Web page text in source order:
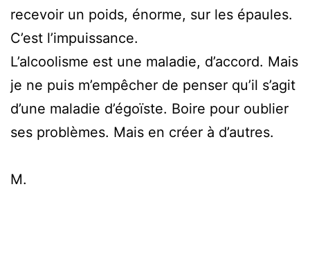
recevoir un poids, énorme, sur les épaules.
C’est l’impuissance.
L’alcoolisme est une maladie, d’accord. Mais
je ne puis m’empêcher de penser qu’il s’agit
d’une maladie d’égoïste. Boire pour oublier
ses problèmes. Mais en créer à d’autres.
M.